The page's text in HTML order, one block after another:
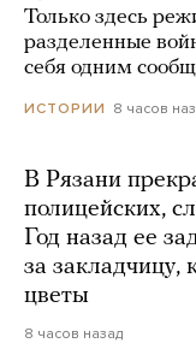
Только здесь
разделенные
себя одним
ИСТОРИИ 8 часов
В Рязани
полицейских,
Год назад ее
за закладчицу,
цветы
8 часов назад